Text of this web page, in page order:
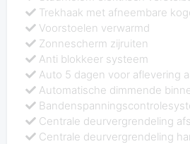
Trekhaak met afneembare
Voorstoelen verwarmd
Zonnescherm zijruiten
Anti blokkeer systeem
Auto 5 dagen voor aflevering
Automatische dimmende
Centrale deurvergrendeling
Centrale deurvergrendeling